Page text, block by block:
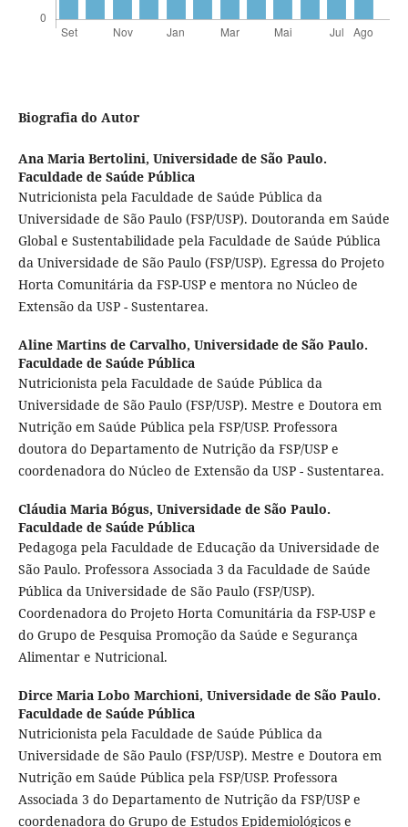
Biografia do Autor
Ana Maria Bertolini, Universidade de São Paulo.
Faculdade de Saúde Pública
Nutricionista pela Faculdade de Saúde Pública da
Universidade de São Paulo (FSP/USP). Doutoranda em Saúde
Global e Sustentabilidade pela Faculdade de Saúde Pública
da Universidade de São Paulo (FSP/USP). Egressa do Projeto
Horta Comunitária da FSP-USP e mentora no Núcleo de
Extensão da USP - Sustentarea.
Aline Martins de Carvalho, Universidade de São Paulo.
Faculdade de Saúde Pública
Nutricionista pela Faculdade de Saúde Pública da
Universidade de São Paulo (FSP/USP). Mestre e Doutora em
Nutrição em Saúde Pública pela FSP/USP. Professora
doutora do Departamento de Nutrição da FSP/USP e
coordenadora do Núcleo de Extensão da USP - Sustentarea.
Cláudia Maria Bógus, Universidade de São Paulo.
Faculdade de Saúde Pública
Pedagoga pela Faculdade de Educação da Universidade de
São Paulo. Professora Associada 3 da Faculdade de Saúde
Pública da Universidade de São Paulo (FSP/USP).
Coordenadora do Projeto Horta Comunitária da FSP-USP e
do Grupo de Pesquisa Promoção da Saúde e Segurança
Alimentar e Nutricional.
Dirce Maria Lobo Marchioni, Universidade de São Paulo.
Faculdade de Saúde Pública
Nutricionista pela Faculdade de Saúde Pública da
Universidade de São Paulo (FSP/USP). Mestre e Doutora em
Nutrição em Saúde Pública pela FSP/USP. Professora
Associada 3 do Departamento de Nutrição da FSP/USP e
coordenadora do Grupo de Estudos Epidemiológicos e